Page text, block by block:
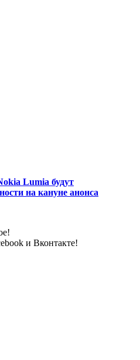
Lumia будут
на кануне анонса
и Вконтакте!